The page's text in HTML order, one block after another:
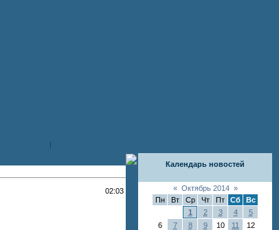
|
02:03
Календарь новостей
« Октябрь 2014 »
Пн
Вт Ср Чт Пт Сб
Вс
1
2 3 4
5
6
7 8 9 10 11
12